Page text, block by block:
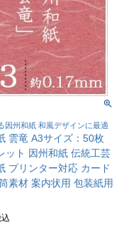
因州和紙 和風デザインに最適
雲竜 A3サイズ：50枚
ット 因州和紙 伝統工芸
プリンター対応 カード
素材 案内状用 包装紙用